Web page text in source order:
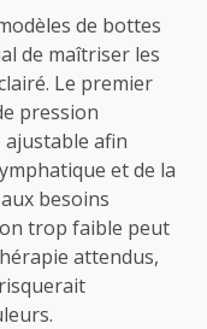
de bottes
de maîtriser les
Le premier
pression
afin
et de la
besoins
trop faible peut
attendus,